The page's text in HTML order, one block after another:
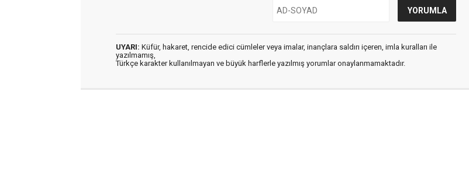
UYARI: Küfür, hakaret, rencide edici cümleler veya imalar, inançlara saldırı içeren, imla kuralları ile
yazılmamış,
Türkçe karakter kullanılmayan ve büyük harflerle yazılmış yorumlar onaylanmamaktadır.